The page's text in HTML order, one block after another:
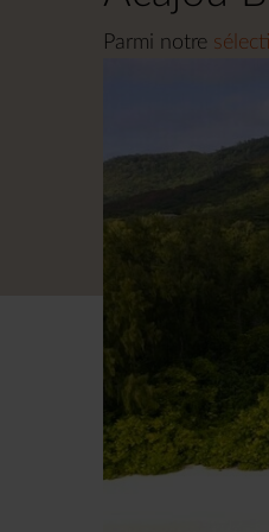
Parmi notre